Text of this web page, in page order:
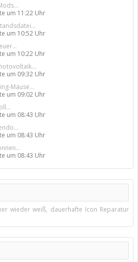
um 11:22 Uhr
um 10:52 Uhr
um 10:22 Uhr
um 09:32 Uhr
Mäuse...
um 09:02 Uhr
um 08:43 Uhr
um 08:43 Uhr
um 08:43 Uhr
wieder weiß, dauerhafte Icon Reparatur